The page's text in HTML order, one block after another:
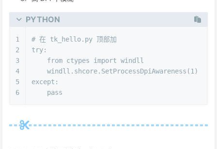
PYTHON
1
2
3
4
5
6
# 在 tk_hello.py 顶部加
try:
from ctypes import windll
    windll.shcore.SetProcessDpiAwareness(
1)
except :
pass